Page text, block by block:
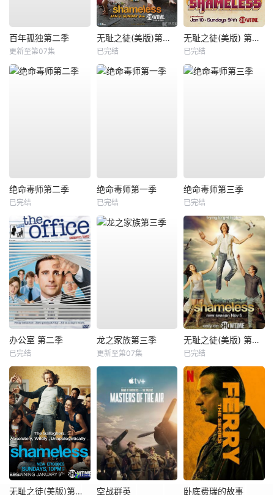
百年孤独第二季
更新至第07集
无耻之徒(美版)第二季
已完结
无耻之徒(美版) 第六季
已完结
绝命毒师第二季
已完结
绝命毒师第一季
已完结
绝命毒师第三季
已完结
办公室 第二季
已完结
龙之家族第三季
更新至第07集
无耻之徒(美版) 第八季
已完结
无耻之徒(美版)第一季 空战群英 卧底费瑞的故事